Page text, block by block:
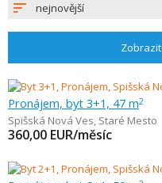
nejnovější
Zobrazit
Pronájem, byt 3+1, 47 m2
Spišská Nová Ves, Staré Mesto
360,00 EUR/měsíc